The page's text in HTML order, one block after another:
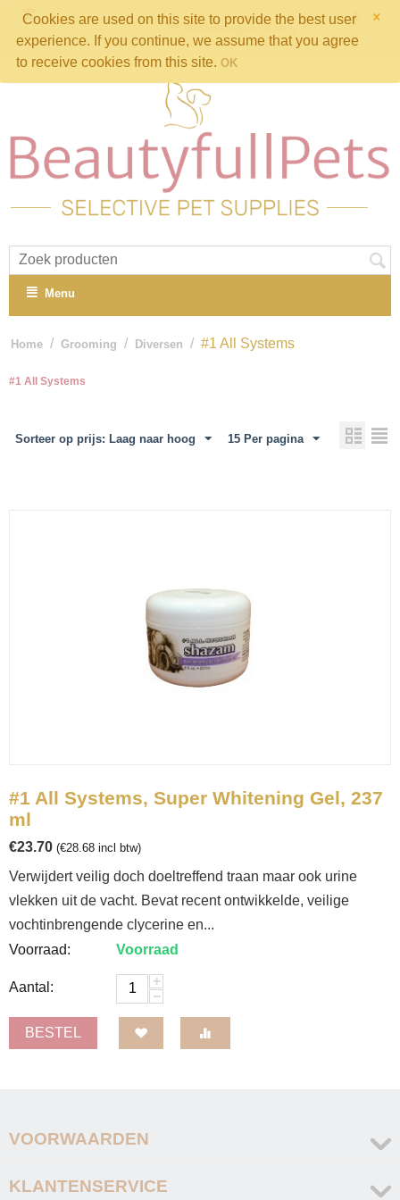
×
Cookies are used on this site to provide the best user
experience. If you continue, we assume that you agree
to receive cookies from this site. OK
Winkelwagen is leeg
Menu
Home / Grooming / Diversen / #1 All Systems
#1 All Systems
Sorteer op prijs: Laag naar hoog 15 Per pagina
#1 All Systems, Super Whitening Gel, 237
ml
€23.70 (€28.68 incl btw)
Verwijdert veilig doch doeltreffend traan maar ook urine
vlekken uit de vacht. Bevat recent ontwikkelde, veilige
vochtinbrengende clycerine en...
Voorraad:
Voorraad
Aantal:
+
−
BESTEL
VOORWAARDEN
KLANTENSERVICE